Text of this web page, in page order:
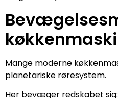
Mange moderne
planetariske røresystem.
Her bevæger redskabet sig: